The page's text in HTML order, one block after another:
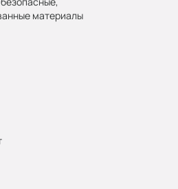
материалы